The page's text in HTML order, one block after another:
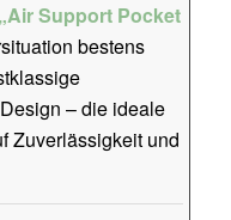
Support Pocket
bestens
– die ideale
Zuverlässigkeit und